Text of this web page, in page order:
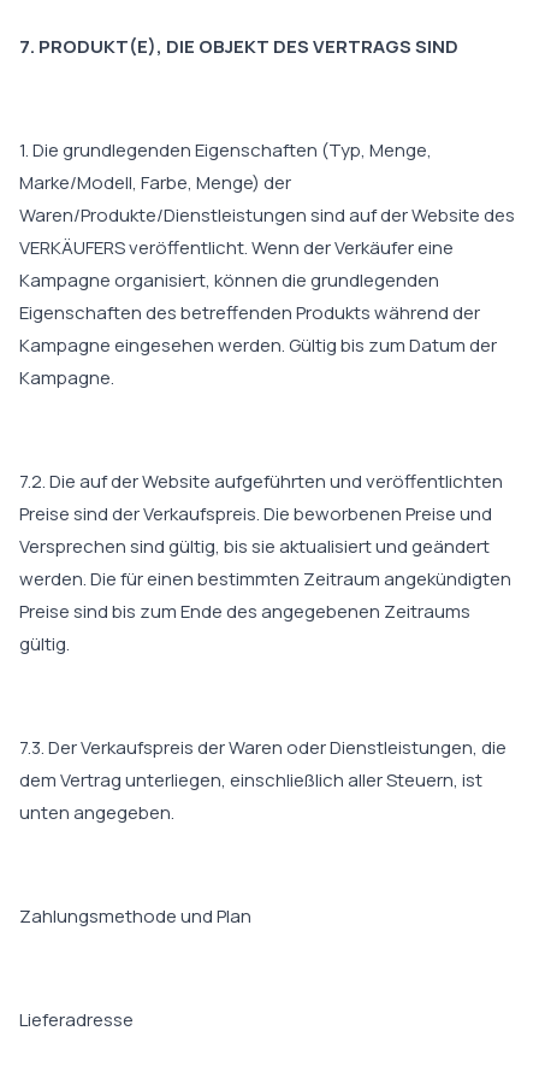
7. PRODUKT(E), DIE OBJEKT DES VERTRAGS SIND
1. Die grundlegenden Eigenschaften (Typ, Menge,
Marke/Modell, Farbe, Menge) der
Waren/Produkte/Dienstleistungen sind auf der Website des
VERKÄUFERS veröffentlicht. Wenn der Verkäufer eine
Kampagne organisiert, können die grundlegenden
Eigenschaften des betreffenden Produkts während der
Kampagne eingesehen werden. Gültig bis zum Datum der
Kampagne.
7.2. Die auf der Website aufgeführten und veröffentlichten
Preise sind der Verkaufspreis. Die beworbenen Preise und
Versprechen sind gültig, bis sie aktualisiert und geändert
werden. Die für einen bestimmten Zeitraum angekündigten
Preise sind bis zum Ende des angegebenen Zeitraums
gültig.
7.3. Der Verkaufspreis der Waren oder Dienstleistungen, die
dem Vertrag unterliegen, einschließlich aller Steuern, ist
unten angegeben.
Zahlungsmethode und Plan
Lieferadresse